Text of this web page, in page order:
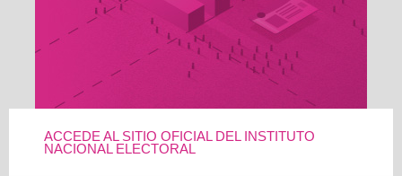
ACCEDE AL SITIO OFICIAL DEL INSTITUTO
NACIONAL ELECTORAL